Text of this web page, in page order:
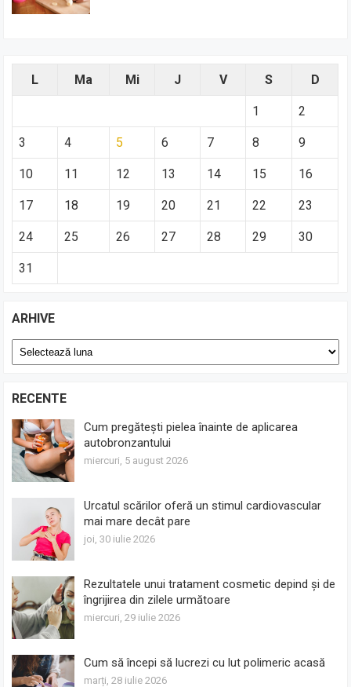
L Ma Mi J V S D
1 2
3 4 5 6 7 8 9
10 11 12 13 14 15 16
17 18 19 20 21 22 23
24 25 26 27 28 29 30
31
ARHIVE
Arhive
RECENTE
Cum pregătești pielea înainte de aplicarea
autobronzantului
miercuri, 5 august 2026
Urcatul scărilor oferă un stimul cardiovascular
mai mare decât pare
joi, 30 iulie 2026
Rezultatele unui tratament cosmetic depind și de
îngrijirea din zilele următoare
miercuri, 29 iulie 2026
Cum să începi să lucrezi cu lut polimeric acasă
marți, 28 iulie 2026